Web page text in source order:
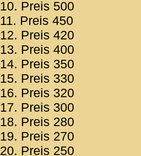
10. Preis 500
11. Preis 450
12. Preis 420
13. Preis 400
14. Preis 350
15. Preis 330
16. Preis 320
17. Preis 300
18. Preis 280
19. Preis 270
20. Preis 250